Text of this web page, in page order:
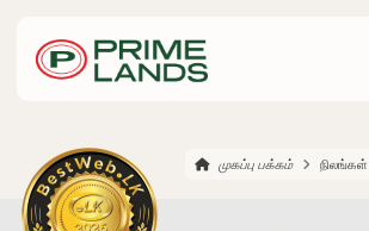
முகப்பு பக்கம் நிலங்கள்